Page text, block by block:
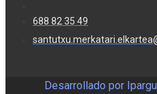
688 82 35 49
Desarrollado por